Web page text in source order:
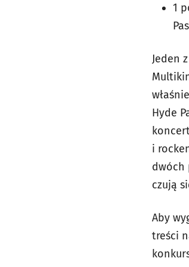
1
Jeden
Hyde
i
dwóch
czują
Aby
treści